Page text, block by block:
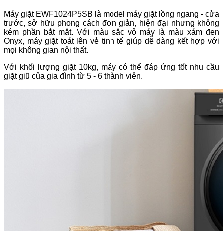
Máy giặt EWF1024P5SB là model máy giặt lồng ngang - cửa
trước, sở hữu phong cách đơn giản, hiện đại nhưng không
kém phần bắt mắt. Với màu sắc vỏ máy là màu xám đen
Onyx, máy giặt toát lên vẻ tinh tế giúp dễ dàng kết hợp với
mọi không gian nội thất.
Với khối lượng giặt 10kg, máy có thể đáp ứng tốt nhu cầu
giặt giũ của gia đình từ 5 - 6 thành viên.